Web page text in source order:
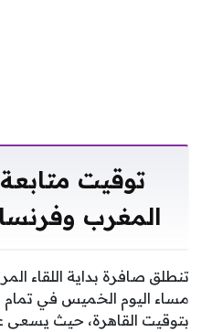
توقيت
المغرب
تنطلق صافرة بداية اللقاء
مساء اليوم الخميس في تمام
بتوقيت القاهرة، حيث يسعى